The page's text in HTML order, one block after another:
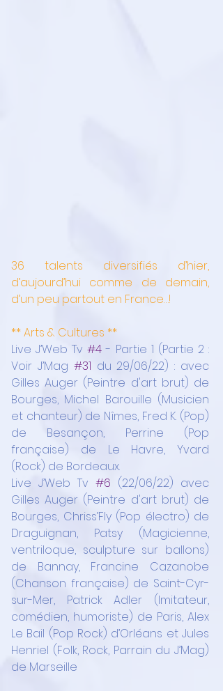
36 talents diversifiés d’hier,
d’aujourd’hui comme de demain,
d’un peu partout en France…!
** Arts & Cultures **
Live J’Web Tv #4 - Partie 1 (Partie 2 :
Voir J’Mag #31 du 29/06/22) : avec
Gilles Auger (Peintre d'art brut) de
Bourges, Michel Barouille (Musicien
et chanteur) de Nîmes, Fred K. (Pop)
de Besançon, Perrine (Pop
française) de Le Havre, Yvard
(Rock) de Bordeaux.
Live J’Web Tv #6 (22/06/22) avec
Gilles Auger (Peintre d'art brut) de
Bourges, Chriss’Fly (Pop électro) de
Draguignan, Patsy (Magicienne,
ventriloque, sculpture sur ballons)
de Bannay, Francine Cazanobe
(Chanson française) de Saint-Cyr-
sur-Mer, Patrick Adler (Imitateur,
comédien, humoriste) de Paris, Alex
Le Bail (Pop Rock) d’Orléans et Jules
Henriel (Folk, Rock, Parrain du J’Mag)
de Marseille